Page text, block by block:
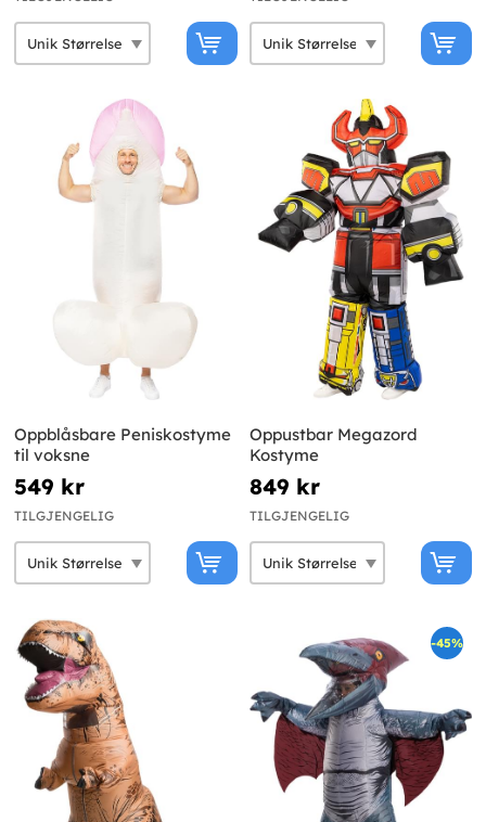
Oppblåsbare Peniskostyme
til voksne
549 kr
TILGJENGELIG
Oppustbar Megazord
Kostyme
849 kr
TILGJENGELIG
-45%